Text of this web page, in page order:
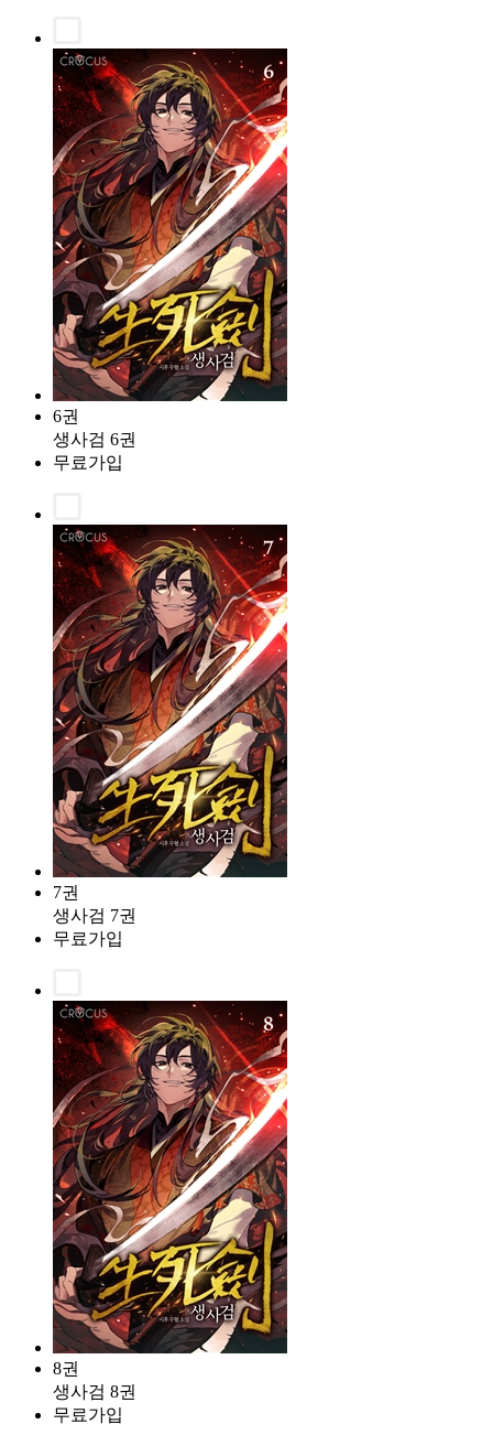
6권
생사검 6권
무료가입
7권
생사검 7권
무료가입
8권
생사검 8권
무료가입